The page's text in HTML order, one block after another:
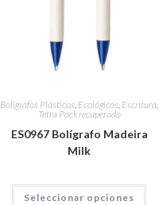
Bolígrafos Plásticos, Ecológicos, Escritura,
Tetra Pack recuperado
ES0967 Bolígrafo Madeira
Milk
Seleccionar opciones